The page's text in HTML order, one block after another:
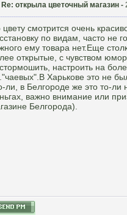
Re: открыла цветочный магазин -
цвету смотрится очень
по видам, часто не
ему товара нет.Еще
открытые, с чувством
настроить на
Харькове это не
ли, в Белгороде же это то-
важно внимание или
Белгорода).